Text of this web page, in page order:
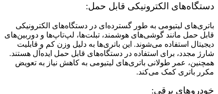
دستگاه‌های الکترونیکی قابل حمل:
باتری‌های لیتیومی به طور گسترده‌ای در دستگاه‌های الکترونیکی
قابل حمل مانند گوشی‌های هوشمند، تبلت‌ها، لپ‌تاپ‌ها و دوربین‌های
دیجیتال استفاده می‌شوند. این باتری‌ها به دلیل وزن کم و قابلیت
شارژ مجدد، برای استفاده در دستگاه‌های قابل حمل ایده‌آل هستند.
همچنین، عمر طولانی باتری‌های لیتیومی به کاهش نیاز به تعویض
مکرر باتری کمک می‌کند.
خودروهای برقی: